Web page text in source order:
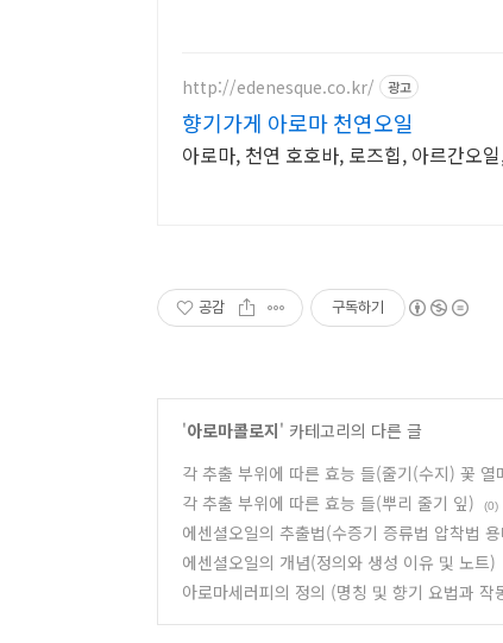
http://edenesque.co.kr/ 광고
향기가게 아로마 천연오일
아로마, 천연 호호바, 로즈힙, 아르간오
공감 구독하기
'아로마콜로지' 카테고리의 다른 글
각 추출 부위에 따른 효능 들(줄기(수지) 꽃 열
각 추출 부위에 따른 효능 들(뿌리 줄기 잎) (0)
에센셜오일의 추출법(수증기 증류법 압착법
에센셜오일의 개념(정의와 생성 이유 및 노트)
아로마세러피의 정의 (명칭 및 향기 요법과 작